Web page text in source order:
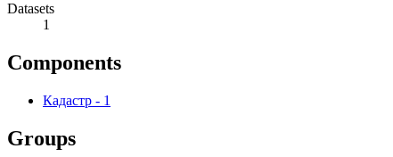
Datasets
1
Components
Кадастр - 1
Groups